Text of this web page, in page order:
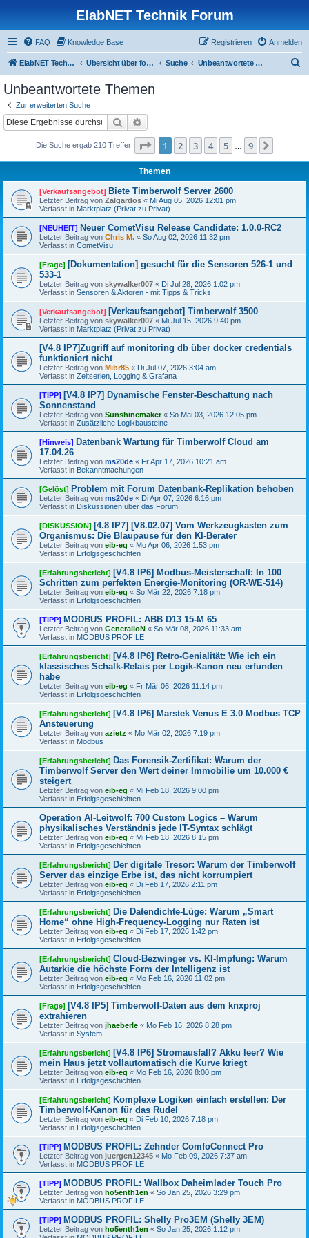
ElabNET Technik Forum
FAQ Knowledge Base Anmelden
Registrieren
ElabNET Technik Forum Übersicht über forum.timberwolf.io Suche Unbeantwortete Themen
Unbeantwortete Themen
Zur erweiterten Suche
Suche
Die Suche ergab 210 Treffer Seite 1von
1 2 3 4 5 9
Themen
[Verkaufsangebot] Biete Timberwolf Server 2600
Letzter Beitrag von Zalgardos « Mi Aug 05, 2026 12:01 pm
Verfasst in Marktplatz (Privat zu Privat)
[NEUHEIT] Neuer CometVisu Release Candidate: 1.0.0-RC2
Letzter Beitrag von Chris M. « So Aug 02, 2026 11:32 pm
Verfasst in CometVisu
[Frage] [Dokumentation] gesucht für die Sensoren 526-1 und
533-1
Letzter Beitrag von skywalker007 « Di Jul 28, 2026 1:02 pm
Verfasst in Sensoren & Aktoren - mit Tipps & Tricks
[Verkaufsangebot] [Verkaufsangebot] Timberwolf 3500
Letzter Beitrag von skywalker007 « Mi Jul 15, 2026 9:40 pm
Verfasst in Marktplatz (Privat zu Privat)
[V4.8 IP7]Zugriff auf monitoring db über docker credentials
funktioniert nicht
Letzter Beitrag von Mibr85 « Di Jul 07, 2026 3:04 am
Verfasst in Zeitserien, Logging & Grafana
[TIPP] [V4.8 IP7] Dynamische Fenster-Beschattung nach
Sonnenstand
Letzter Beitrag von Sunshinemaker« So Mai 03, 2026 12:05 pm
Verfasst in Zusätzliche Logikbausteine
[Hinweis] Datenbank Wartung für Timberwolf Cloud am
17.04.26
Letzter Beitrag von ms20de « Fr Apr 17, 2026 10:21 am
Verfasst in Bekanntmachungen
[Gelöst] Problem mit Forum Datenbank-Replikation behoben
Letzter Beitrag von ms20de « Di Apr 07, 2026 6:16 pm
Verfasst in Diskussionen über das Forum
[DISKUSSION] [4.8 IP7] [V8.02.07] Vom Werkzeugkasten zum
Organismus: Die Blaupause für den KI-Berater
Letzter Beitrag von eib-eg « Mo Apr 06, 2026 1:53 pm
Verfasst in Erfolgsgeschichten
[Erfahrungsbericht] [V4.8 IP6] Modbus-Meisterschaft: In 100
Schritten zum perfekten Energie-Monitoring (OR-WE-514)
Letzter Beitrag von eib-eg « So Mär 22, 2026 7:18 pm
Verfasst in Erfolgsgeschichten
[TIPP] MODBUS PROFIL: ABB D13 15-M 65
Letzter Beitrag von GeneralIoN « So Mär 08, 2026 11:33 am
Verfasst in MODBUS PROFILE
[Erfahrungsbericht] [V4.8 IP6] Retro-Genialität: Wie ich ein
klassisches Schalk-Relais per Logik-Kanon neu erfunden
habe
Letzter Beitrag von eib-eg « Fr Mär 06, 2026 11:14 pm
Verfasst in Erfolgsgeschichten
[Erfahrungsbericht] [V4.8 IP6] Marstek Venus E 3.0 Modbus TCP
Ansteuerung
Letzter Beitrag von azietz « Mo Mär 02, 2026 7:19 pm
Verfasst in Modbus
[Erfahrungsbericht] Das Forensik-Zertifikat: Warum der
Timberwolf Server den Wert deiner Immobilie um 10.000 €
steigert
Letzter Beitrag von eib-eg « Mi Feb 18, 2026 9:00 pm
Verfasst in Erfolgsgeschichten
Operation AI-Leitwolf: 700 Custom Logics – Warum
physikalisches Verständnis jede IT-Syntax schlägt
Letzter Beitrag von eib-eg « Mi Feb 18, 2026 8:15 pm
Verfasst in Erfolgsgeschichten
[Erfahrungsbericht] Der digitale Tresor: Warum der Timberwolf
Server das einzige Erbe ist, das nicht korrumpiert
Letzter Beitrag von eib-eg « Di Feb 17, 2026 2:11 pm
Verfasst in Erfolgsgeschichten
[Erfahrungsbericht] Die Datendichte-Lüge: Warum „Smart
Home“ ohne High-Frequency-Logging nur Raten ist
Letzter Beitrag von eib-eg « Di Feb 17, 2026 1:42 pm
Verfasst in Erfolgsgeschichten
[Erfahrungsbericht] Cloud-Bezwinger vs. KI-Impfung: Warum
Autarkie die höchste Form der Intelligenz ist
Letzter Beitrag von eib-eg « Mo Feb 16, 2026 11:02 pm
Verfasst in Erfolgsgeschichten
[Frage] [V4.8 IP5] Timberwolf-Daten aus dem knxproj
extrahieren
Letzter Beitrag von jhaeberle « Mo Feb 16, 2026 8:28 pm
Verfasst in System
[Erfahrungsbericht] [V4.8 IP6] Stromausfall? Akku leer? Wie
mein Haus jetzt vollautomatisch die Kurve kriegt
Letzter Beitrag von eib-eg « Mo Feb 16, 2026 8:00 pm
Verfasst in Erfolgsgeschichten
[Erfahrungsbericht] Komplexe Logiken einfach erstellen: Der
Timberwolf-Kanon für das Rudel
Letzter Beitrag von eib-eg « Di Feb 10, 2026 7:18 pm
Verfasst in Erfolgsgeschichten
[TIPP] MODBUS PROFIL: Zehnder ComfoConnect Pro
Letzter Beitrag von juergen12345 « Mo Feb 09, 2026 7:37 am
Verfasst in MODBUS PROFILE
[TIPP] MODBUS PROFIL: Wallbox Daheimlader Touch Pro
Letzter Beitrag von ho5enth1en « So Jan 25, 2026 3:29 pm
Verfasst in MODBUS PROFILE
[TIPP] MODBUS PROFIL: Shelly Pro3EM (Shelly 3EM)
Letzter Beitrag von ho5enth1en « So Jan 25, 2026 1:12 pm